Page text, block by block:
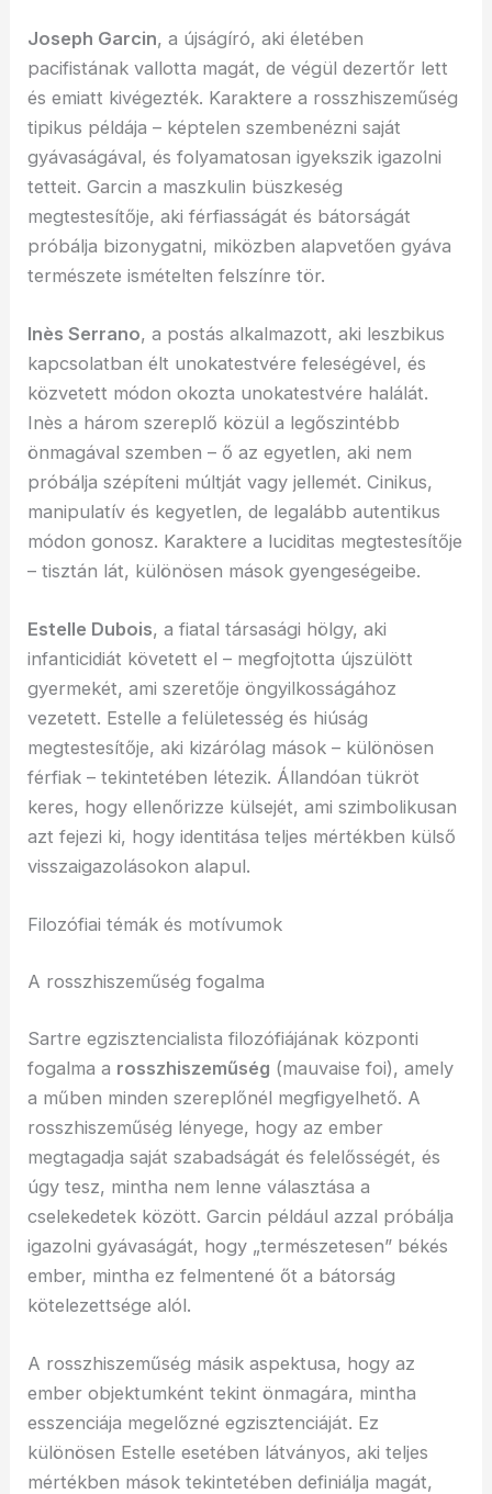
Joseph Garcin, a újságíró, aki életében
pacifistának vallotta magát, de végül dezertőr lett
és emiatt kivégezték. Karaktere a rosszhiszeműség
tipikus példája – képtelen szembenézni saját
gyávaságával, és folyamatosan igyekszik igazolni
tetteit. Garcin a maszkulin büszkeség
megtestesítője, aki férfiasságát és bátorságát
próbálja bizonygatni, miközben alapvetően gyáva
természete ismételten felszínre tör.
Inès Serrano, a postás alkalmazott, aki leszbikus
kapcsolatban élt unokatestvére feleségével, és
közvetett módon okozta unokatestvére halálát.
Inès a három szereplő közül a legőszintébb
önmagával szemben – ő az egyetlen, aki nem
próbálja szépíteni múltját vagy jellemét. Cinikus,
manipulatív és kegyetlen, de legalább autentikus
módon gonosz. Karaktere a luciditas megtestesítője
– tisztán lát, különösen mások gyengeségeibe.
Estelle Dubois, a fiatal társasági hölgy, aki
infanticidiát követett el – megfojtotta újszülött
gyermekét, ami szeretője öngyilkosságához
vezetett. Estelle a felületesség és hiúság
megtestesítője, aki kizárólag mások – különösen
férfiak – tekintetében létezik. Állandóan tükröt
keres, hogy ellenőrizze külsejét, ami szimbolikusan
azt fejezi ki, hogy identitása teljes mértékben külső
visszaigazolásokon alapul.
Filozófiai témák és motívumok
A rosszhiszeműség fogalma
Sartre egzisztencialista filozófiájának központi
fogalma a rosszhiszeműség (mauvaise foi), amely
a műben minden szereplőnél megfigyelhető. A
rosszhiszeműség lényege, hogy az ember
megtagadja saját szabadságát és felelősségét, és
úgy tesz, mintha nem lenne választása a
cselekedetek között. Garcin például azzal próbálja
igazolni gyávaságát, hogy „természetesen” békés
ember, mintha ez felmentené őt a bátorság
kötelezettsége alól.
A rosszhiszeműség másik aspektusa, hogy az
ember objektumként tekint önmagára, mintha
esszenciája megelőzné egzisztenciáját. Ez
különösen Estelle esetében látványos, aki teljes
mértékben mások tekintetében definiálja magát,